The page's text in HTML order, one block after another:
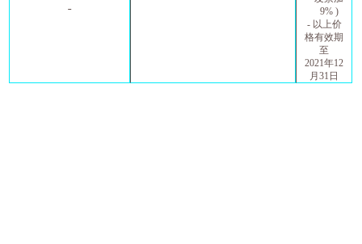
9% )
- 以上价
格有效期
至
2021年12
月31 日